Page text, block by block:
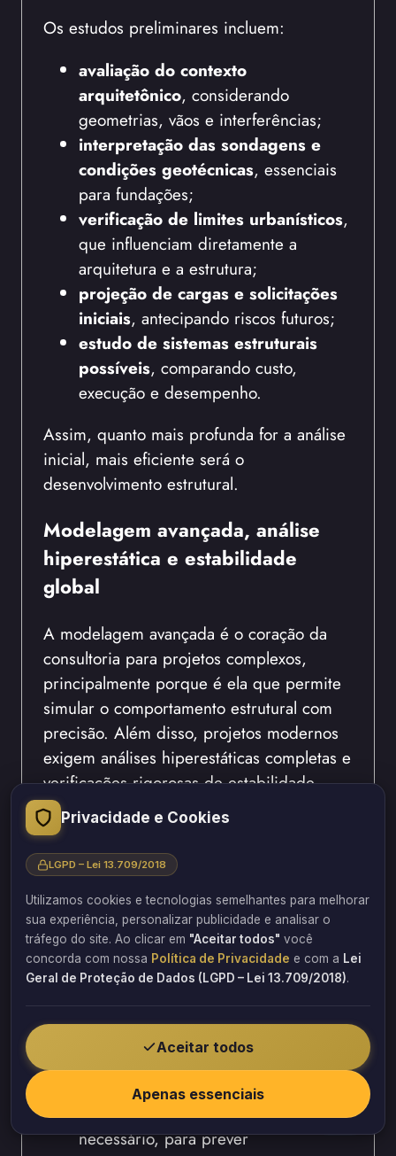
Os estudos preliminares incluem:
avaliação do contexto
arquitetônico, considerando
geometrias, vãos e interferências;
interpretação das sondagens e
condições geotécnicas, essenciais
para fundações;
verificação de limites urbanísticos,
que influenciam diretamente a
arquitetura e a estrutura;
projeção de cargas e solicitações
iniciais, antecipando riscos futuros;
estudo de sistemas estruturais
possíveis, comparando custo,
execução e desempenho.
Assim, quanto mais profunda for a análise
inicial, mais eficiente será o
desenvolvimento estrutural.
Modelagem avançada, análise
hiperestática e estabilidade
global
A modelagem avançada é o coração da
consultoria para projetos complexos,
principalmente porque é ela que permite
simular o comportamento estrutural com
precisão. Além disso, projetos modernos
exigem análises hiperestáticas completas e
verificações rigorosas de estabilidade
global, já que geometrias ousadas, vãos
maiores e cargas elevadas ampliam o risco
estrutural.
Processos essenciais desta etapa:
modelagem tridimensional
completa , considerando rigidez real
dos elementos;
análise hiperestática, distribuindo
esforços de maneira mais eficiente;
verificação da estabilidade global,
avaliando efeitos de segunda ordem;
modelagem não linear, quando
necessário, para prever
Privacidade e Cookies
LGPD – Lei 13.709/2018
Utilizamos cookies e tecnologias semelhantes para melhorar
sua experiência, personalizar publicidade e analisar o
tráfego do site. Ao clicar em "Aceitar todos" você
concorda com nossa Política de Privacidade e com a Lei
Geral de Proteção de Dados (LGPD – Lei 13.709/2018).
Aceitar todos
Apenas essenciais